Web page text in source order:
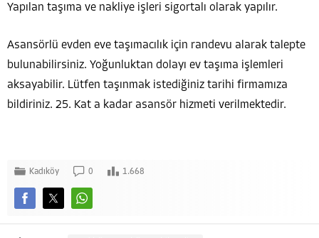
Yapılan taşıma ve nakliye işleri sigortalı olarak yapılır.
Asansörlü evden eve taşımacılık için randevu alarak talepte
bulunabilirsiniz. Yoğunluktan dolayı ev taşıma işlemleri
aksayabilir. Lütfen taşınmak istediğiniz tarihi firmamıza
bildiriniz. 25. Kat a kadar asansör hizmeti verilmektedir.
Kadıköy 0 1.668